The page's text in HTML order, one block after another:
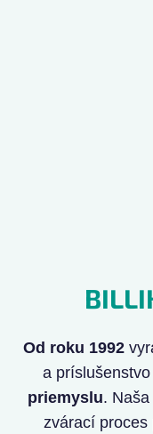
Od roku 1992
a
priemyslu.
zvárací proces